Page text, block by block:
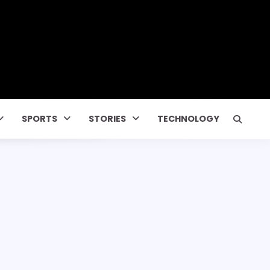
SPORTS STORIES TECHNOLOGY